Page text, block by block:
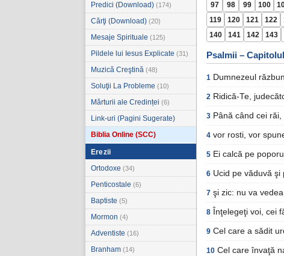
Predici (Download) (174)
Cărţi (Download) (20)
Mesaje Spirituale (125)
Pildele lui Iesus Explicate (31)
Muzică Creştină (48)
Soluţii La Probleme (10)
Mărturii ale Credinței (6)
Link-uri (Pagini Sugerate)
Biblia Online (SCC)
Erezii
Ortodoxe (34)
Penticostale (6)
Baptiste (5)
Mormon (4)
Adventiste (16)
Branham (14)
97
98 99 100
119
120 121 122
140
141 142 143
Psalmii –
1 Dumnezeul
2 Ridică-Te,
3 Până când cei
4 vor rosti, vor
5 Ei calcă pe
6 Ucid pe văduvă şi
7 şi zic: nu va
8 Înţelegeţi voi, cei
9 Cel care a sădit
10 Cel care învaţă